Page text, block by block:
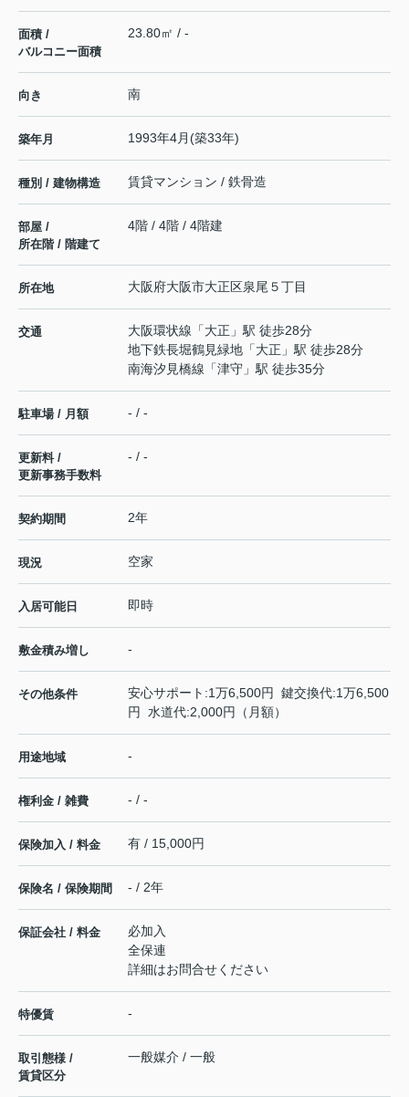
面積 /
バルコニー面積
23.80㎡ / -
向き 南
築年月 1993年4月(築33年)
種別 / 建物構造 賃貸マンション / 鉄骨造
部屋 /
所在階 / 階建て
4階 / 4階 / 4階建
所在地 大阪府大阪市大正区泉尾 ５丁目
交通 大阪環状線 「大正 」駅 徒歩28分
地下鉄長堀鶴見緑地 「大正 」駅 徒歩28分
南海汐見橋線 「津守 」駅 徒歩35分
駐車場 / 月額 - / -
更新料 /
更新事務手数料
- / -
契約期間 2年
現況 空家
入居可能日 即時
敷金積み増し -
その他条件
安心サポート:1万6,500円 鍵交換代:1万6,500
円 水道代:2,000円（月額）
用途地域 -
権利金 / 雑費 - / -
保険加入 / 料金 有 / 15,000円
保険名 / 保険期間 - / 2年
保証会社 / 料金
必加入
全保連
詳細はお問合せください
特優賃 -
取引態様 /
賃貸区分
一般媒介 / 一般